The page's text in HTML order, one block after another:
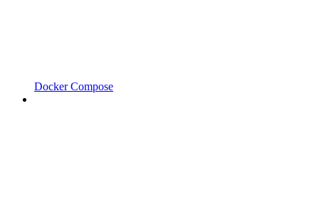
Docker Compose